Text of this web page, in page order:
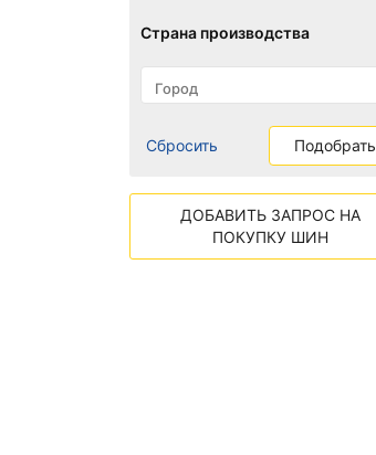
Страна производства
Сбросить Подобрать
ДОБАВИТЬ ЗАПРОС НА
ПОКУПКУ ШИН